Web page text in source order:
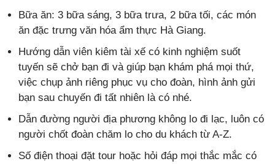
Bữa ăn: 3 bữa sáng, 3 bữa trưa, 2 bữa tối, các món
ăn đặc trưng văn hóa ẩm thực Hà Giang.
Hướng dẫn viên kiêm tài xế có kinh nghiệm suốt
tuyến sẽ chở bạn đi và giúp bạn khám phá mọi thứ,
việc chụp ảnh riêng phục vụ cho đoàn, hình ảnh gửi
bạn sau chuyến đi tất nhiên là có nhé.
Dẫn đường người địa phương không lo đi lạc, luôn có
người chốt đoàn chăm lo cho du khách từ A-Z.
Số điện thoại đặt tour hoặc hỏi đáp mọi thắc mắc có